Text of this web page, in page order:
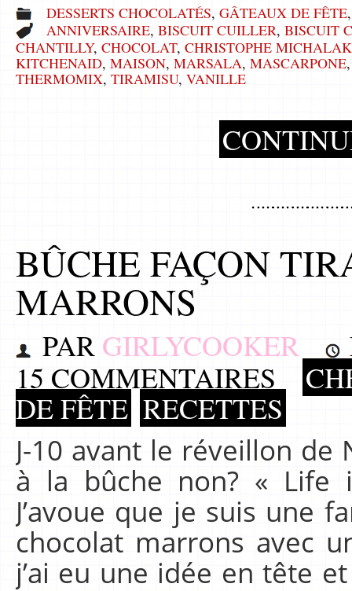
DESSERTS CHOCOLATÉS, GÂTEAUX DE FÊTE
ANNIVERSAIRE, BISCUIT CUILLER, BISCUIT
CHANTILLY, CHOCOLAT, CHRISTOPHE MICHALAK
KITCHENAID, MAISON, MARSALA, MASCARPONE
THERMOMIX, TIRAMISU, VANILLE
BÛCHE FAÇON
MARRONS
PAR GIRLYCOOKER
15 COMMENTAIRES
DE FÊTE RECETTES
J-10 avant le réveillon
à la bûche non? « Life
J’avoue que je suis une
chocolat marrons avec
j’ai eu une idée en tête